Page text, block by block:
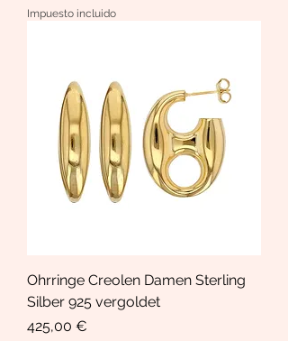
Impuesto incluido
Ohrringe Creolen Damen Sterling
Silber 925 vergoldet
Precio
425,00 €